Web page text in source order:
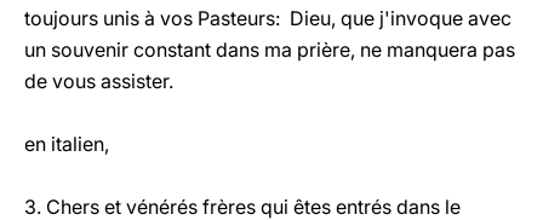
toujours unis à vos Pasteurs: Dieu, que j'invoque avec
un souvenir constant dans ma prière, ne manquera pas
de vous assister.
en italien,
3. Chers et vénérés frères qui êtes entrés dans le